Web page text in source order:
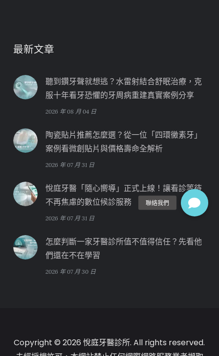
最新文章
聽到鑽牙聲就想逃？水雷射結合舒眠治療，克
服十年看牙恐懼的牙周病重建真實案例分享
2026 年 08 月 04 日
陶瓷貼片推薦怎麼選？從一位「四環黴素牙」
案例看微創貼片與價格壽命全解析
2026 年 07 月 31 日
悅庭牙醫「隨心嚮導」正式上線！讓看診等待
不再焦慮的數位候診服務
2026 年 07 月 31 日
怎麼判斷一家牙醫診所值不值得信任？先看他
們還在不在學習
2026 年 07 月 30 日
Copyright © 2026 悅庭牙醫診所. All rights reserved.